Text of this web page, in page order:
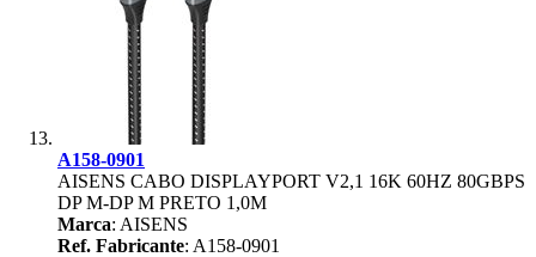
A158-0901
AISENS CABO DISPLAYPORT V2,1 16K 60HZ 80GBPS
DP M-DP M PRETO 1,0M
Marca: AISENS
Ref. Fabricante: A158-0901